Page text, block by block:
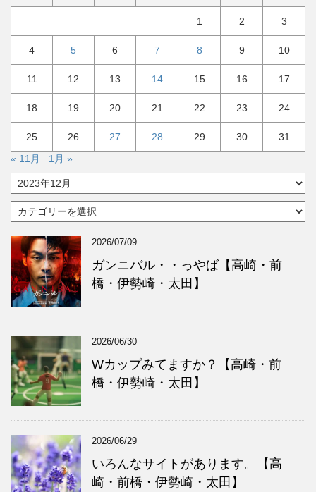
1 2 3
4 5 6 7 8 9 10
11 12 13 14 15 16 17
18 19 20 21 22 23 24
25 26 27 28 29 30
31
« 11月
1月 »
ア
ー
カ
イ
ブ
カ
テ
ゴ
ー
2026/07/09
ガンニバル・・っやば【高崎・前
橋・伊勢崎・太田】
2026/06/30
Wカップみてますか？【高崎・前
橋・伊勢崎・太田】
2026/06/29
いろんなサイトがあります。【高
崎・前橋・伊勢崎・太田】